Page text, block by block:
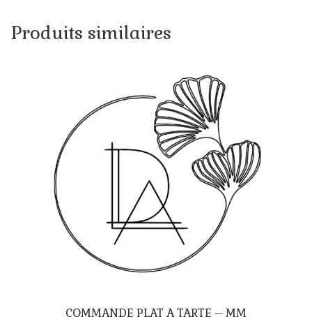
Produits similaires
COMMANDE PLAT A TARTE – MM